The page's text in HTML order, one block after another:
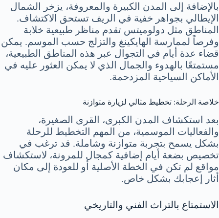
بالإضافة إلى المدن الكبيرة والمعروفة، يزخر الشمال
الإيطالي بجواهر خفية في الريف تستحق الاكتشاف.
المناطق مثل دولوميتس تقدم مناظر طبيعية خلابة
وفرصاً لممارسة الهايكينغ والتزلج حسب الموسم. يمكن
قضاء عدة أيام في التجوال عبر هذه المناطق الطبيعية،
مستمتعًا بالهدوء والجمال الذي لا يمكن العثور عليه في
الأماكن السياحية المزدحمة.
خلاصة الرحلة: تخطيط مثالي لزيارة متوازنة
بعد استكشاف المدن الكبرى، القرى الصغيرة،
والفعاليات الموسمية، من المهم التخطيط للرحلة
بشكل يسمح بتجربة متوازنة وشاملة. قد ترغب في
تخصيص بضعة أيام إضافية كمجال للمرونة، لاستكشاف
مواقع لم تكن في الخطة الأصلية أو للعودة إلى مكان
أثار إعجابك بشكل خاص.
الاستمتاع بالتراث الفني والتاريخي